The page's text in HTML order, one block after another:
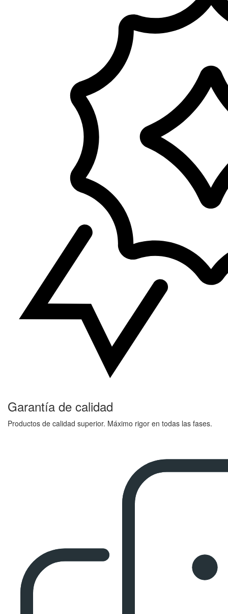
Garantía de calidad
Productos de calidad superior. Máximo rigor en todas las fases.